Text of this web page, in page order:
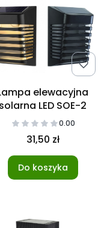
elewacyjna
solarna LED SOE-2
0.00
31,50 zł
Do koszyka